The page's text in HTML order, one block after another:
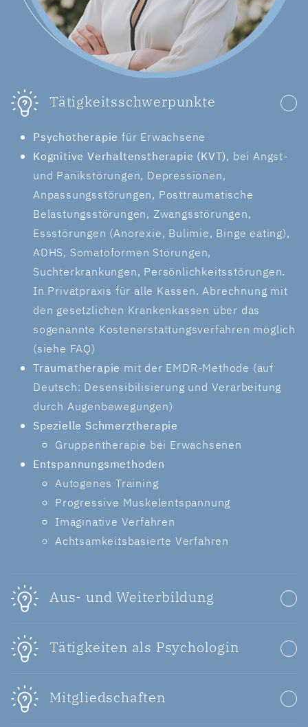
Tätigkeitsschwerpunkte
Psychotherapie für Erwachsene
Kognitive Verhaltenstherapie (KVT), bei Angst-
und Panikstörungen, Depressionen,
Anpassungsstörungen, Posttraumatische
Belastungsstörungen, Zwangsstörungen,
Essstörungen (Anorexie, Bulimie, Binge eating),
ADHS, Somatoformen Störungen,
Suchterkrankungen, Persönlichkeitsstörungen.
In Privatpraxis für alle Kassen. Abrechnung mit
den gesetzlichen Krankenkassen über das
sogenannte Kostenerstattungsverfahren möglich
(siehe FAQ)
Traumatherapie mit der EMDR-Methode (auf
Deutsch: Desensibilisierung und Verarbeitung
durch Augenbewegungen)
Spezielle Schmerztherapie
Gruppentherapie bei Erwachsenen
Entspannungsmethoden
Autogenes Training
Progressive Muskelentspannung
Imaginative Verfahren
Achtsamkeitsbasierte Verfahren
Aus- und Weiterbildung
Tätigkeiten als Psychologin
Mitgliedschaften